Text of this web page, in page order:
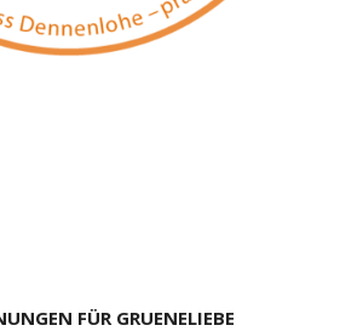
FÜR GRUENELIEBE